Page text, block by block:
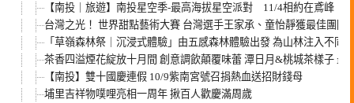
【南投｜旅遊】南投星空季-最高海拔星空派對 11/4相約在鳶峰
台灣之光！ 世界甜點藝術大賽 台灣選手王家承、童怡靜獲最佳團隊
「草嶺森林祭｜沉浸式體驗」由五感森林體驗出發 為山林注入不同
茶香四溢煙花綻放十月間 創意調飲顛覆味蕾 潭日月&桃城茶樣子 最
【南投】雙十國慶連假 10/9紫南宮號召捐熱血送招財錢母
埔里吉祥物噗哩亮相一周年 揪百人歡慶滿周歲